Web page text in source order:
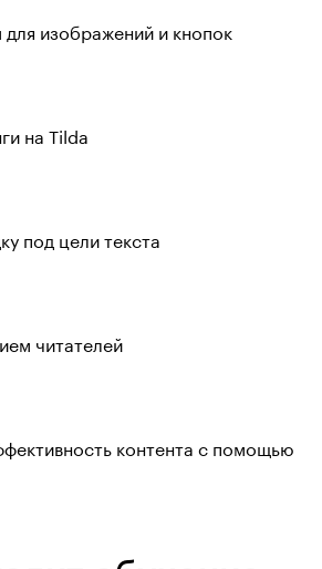
для изображений и кнопок
на Tilda
под цели текста
читателей
контента с помощью